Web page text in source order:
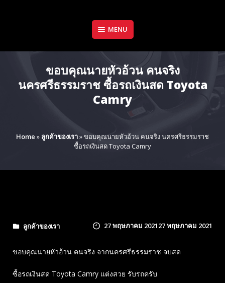
MENU
ขอบคุณนายหัวอ้วน คนจริง
นครศรีธรรมราช ซื้อรถเงินสด Toyota
Camry
Home » ลูกค้าของเรา»ขอบคุณนายหัวอ้วน คนจริง นครศรีธรรมราช
ซื้อรถเงินสด Toyota Camry
ลูกค้าของเรา 27 พฤษภาคม 202127 พฤษภาคม 2021
ขอบคุณนายหัวอ้วน คนจริง จากนครศรีธรรมราช จบสด
ซื้อรถเงินสด Toyota Camry แต่งสวย รับรถครับ